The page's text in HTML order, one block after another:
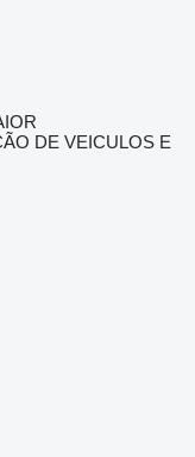
DE VEICULOS E